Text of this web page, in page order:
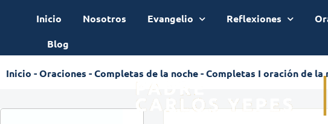
Inicio Nosotros Evangelio Reflexiones
Blog
Inicio -Oraciones -Completas de la noche-Completas I oración de la